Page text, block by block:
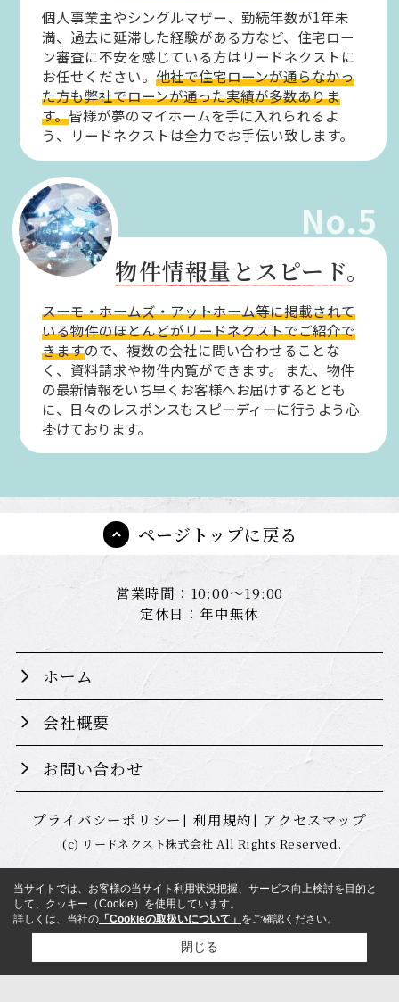
個人事業主やシングルマザー、勤続年数が1年未
満、過去に延滞した経験がある方など、住宅ロー
ン審査に不安を感じている方はリードネクストに
お任せください。他社で住宅ローンが通らなかっ
た方も弊社でローンが通った実績が多数ありま
す。皆様が夢のマイホームを手に入れられるよ
う、リードネクストは全力でお手伝い致します。
No.5
物件情報量とスピード。
スーモ・ホームズ・アットホーム等に掲載されて
いる物件のほとんどがリードネクストでご紹介で
きますので、複数の会社に問い合わせることな
く、資料請求や物件内覧ができます。
また、物件
の最新情報をいち早くお客様へお届けするととも
に、日々のレスポンスもスピーディーに行うよう心
掛けております。
ページトップに戻る
営業時間：10:00～19:00
定休日：年中無休
ホーム
会社概要
お問い合わせ
プライバシーポリシー 利用規約 アクセスマップ
(c) リードネクスト株式会社 All Rights Reserved.
当サイトでは、お客様の当サイト利用状況把握、サービス向上検討を目的と
して、クッキー（Cookie）を使用しています。
詳しくは、当社の 「Cookieの取扱いについて」 をご確認ください。
閉じる